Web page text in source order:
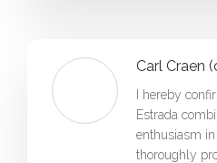
Carl Craen
I hereby
Estrada
enthusiasm
thoroughly